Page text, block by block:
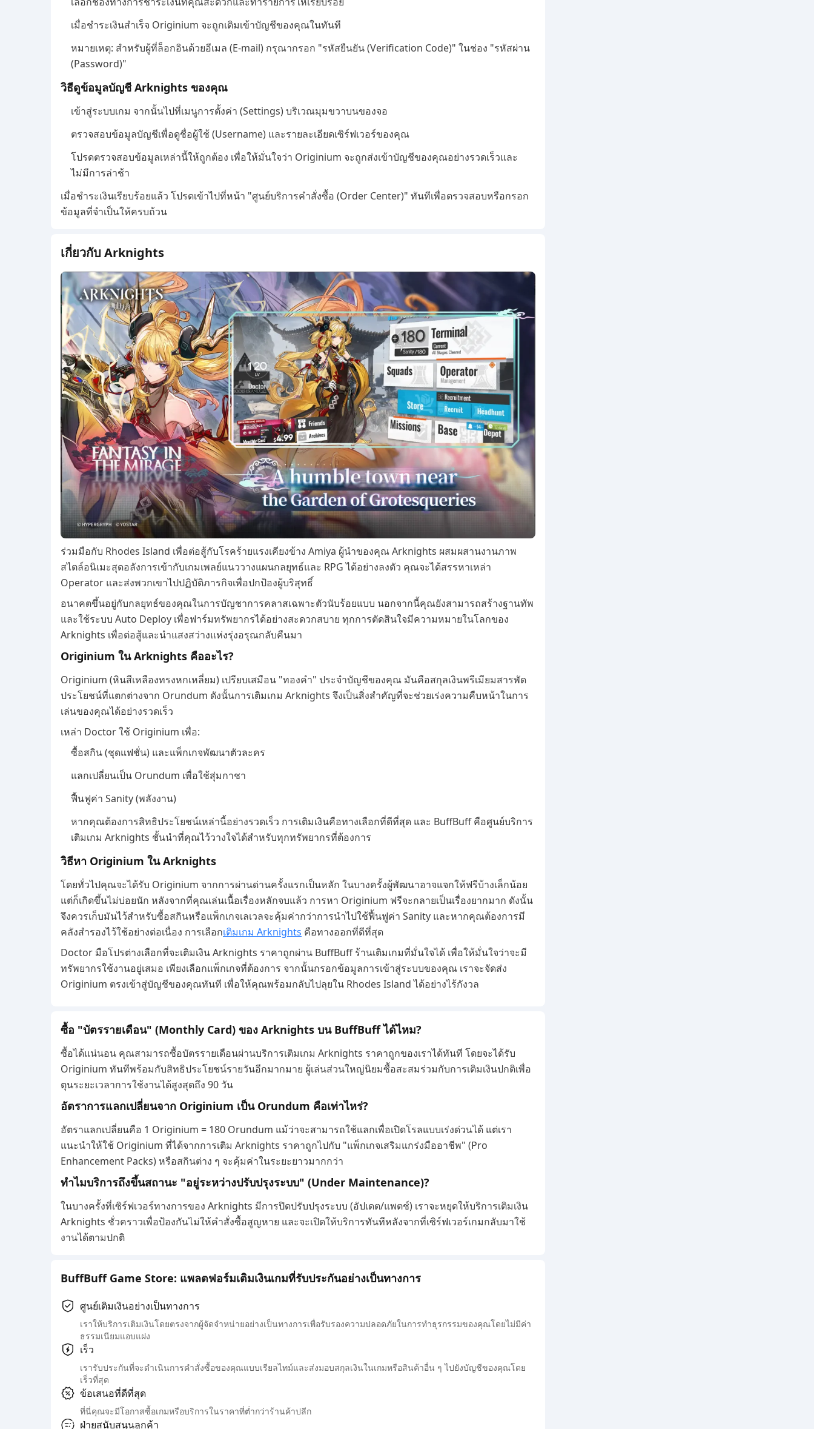
เมื่อชำระเงินสำเร็จ Originium จะถูกเติมเข้าบัญชีของคุณในทันที
หมายเหตุ: สำหรับผู้ที่ล็อกอินด้วยอีเมล (E-mail) กรุณากรอก "รหัสยืนยัน (Verification Code)" ในช่อง "รหัสผ่าน
(Password)"
วิธีดูข้อมูลบัญชี Arknights ของคุณ
เข้าสู่ระบบเกม จากนั้นไปที่เมนูการตั้งค่า (Settings) บริเวณมุมขวาบนของจอ
ตรวจสอบข้อมูลบัญชีเพื่อดูชื่อผู้ใช้ (Username) และรายละเอียดเซิร์ฟเวอร์ของคุณ
โปรดตรวจสอบข้อมูลเหล่านี้ให้ถูกต้อง เพื่อให้มั่นใจว่า Originium จะถูกส่งเข้าบัญชีของคุณอย่างรวดเร็วและ
ไม่มีการล่าช้า
เมื่อชำระเงินเรียบร้อยแล้ว โปรดเข้าไปที่หน้า "ศูนย์บริการคำสั่งซื้อ (Order Center)" ทันทีเพื่อตรวจสอบหรือกรอก
ข้อมูลที่จำเป็นให้ครบถ้วน
เกี่ยวกับ Arknights
ร่วมมือกับ Rhodes Island เพื่อต่อสู้กับโรคร้ายแรงเคียงข้าง Amiya ผู้นำของคุณ Arknights ผสมผสานงานภาพ
สไตล์อนิเมะสุดอลังการเข้ากับเกมเพลย์แนววางแผนกลยุทธ์และ RPG ได้อย่างลงตัว คุณจะได้สรรหาเหล่า
Operator และส่งพวกเขาไปปฏิบัติภารกิจเพื่อปกป้องผู้บริสุทธิ์
อนาคตขึ้นอยู่กับกลยุทธ์ของคุณในการบัญชาการคลาสเฉพาะตัวนับร้อยแบบ นอกจากนี้คุณยังสามารถสร้างฐานทัพ
และใช้ระบบ Auto Deploy เพื่อฟาร์มทรัพยากรได้อย่างสะดวกสบาย ทุกการตัดสินใจมีความหมายในโลกของ
Arknights เพื่อต่อสู้และนำแสงสว่างแห่งรุ่งอรุณกลับคืนมา
Originium ใน Arknights คืออะไร?
Originium (หินสีเหลืองทรงหกเหลี่ยม) เปรียบเสมือน "ทองคำ" ประจำบัญชีของคุณ มันคือสกุลเงินพรีเมียมสารพัด
ประโยชน์ที่แตกต่างจาก Orundum ดังนั้นการเติมเกม Arknights จึงเป็นสิ่งสำคัญที่จะช่วยเร่งความคืบหน้าในการ
เล่นของคุณได้อย่างรวดเร็ว
เหล่า Doctor ใช้ Originium เพื่อ:
ซื้อสกิน (ชุดแฟชั่น) และแพ็กเกจพัฒนาตัวละคร
แลกเปลี่ยนเป็น Orundum เพื่อใช้สุ่มกาชา
ฟื้นฟูค่า Sanity (พลังงาน)
หากคุณต้องการสิทธิประโยชน์เหล่านี้อย่างรวดเร็ว การเติมเงินคือทางเลือกที่ดีที่สุด และ BuffBuff คือศูนย์บริการ
เติมเกม Arknights ชั้นนำที่คุณไว้วางใจได้สำหรับทุกทรัพยากรที่ต้องการ
วิธีหา Originium ใน Arknights
โดยทั่วไปคุณจะได้รับ Originium จากการผ่านด่านครั้งแรกเป็นหลัก ในบางครั้งผู้พัฒนาอาจแจกให้ฟรีบ้างเล็กน้อย
แต่ก็เกิดขึ้นไม่บ่อยนัก หลังจากที่คุณเล่นเนื้อเรื่องหลักจบแล้ว การหา Originium ฟรีจะกลายเป็นเรื่องยากมาก ดังนั้น
จึงควรเก็บมันไว้สำหรับซื้อสกินหรือแพ็กเกจเลเวลจะคุ้มค่ากว่าการนำไปใช้ฟื้นฟูค่า Sanity และหากคุณต้องการมี
คลังสำรองไว้ใช้อย่างต่อเนื่อง การเลือกเติมเกม Arknights คือทางออกที่ดีที่สุด
Doctor มือโปรต่างเลือกที่จะเติมเงิน Arknights ราคาถูกผ่าน BuffBuff ร้านเติมเกมที่มั่นใจได้ เพื่อให้มั่นใจว่าจะมี
ทรัพยากรใช้งานอยู่เสมอ เพียงเลือกแพ็กเกจที่ต้องการ จากนั้นกรอกข้อมูลการเข้าสู่ระบบของคุณ เราจะจัดส่ง
Originium ตรงเข้าสู่บัญชีของคุณทันที เพื่อให้คุณพร้อมกลับไปลุยใน Rhodes Island ได้อย่างไร้กังวล
ซื้อ "บัตรรายเดือน" (Monthly Card) ของ Arknights บน BuffBuff ได้ไหม?
ซื้อได้แน่นอน คุณสามารถซื้อบัตรรายเดือนผ่านบริการเติมเกม Arknights ราคาถูกของเราได้ทันที โดยจะได้รับ
Originium ทันทีพร้อมกับสิทธิประโยชน์รายวันอีกมากมาย ผู้เล่นส่วนใหญ่นิยมซื้อสะสมร่วมกับการเติมเงินปกติเพื่อ
ตุนระยะเวลาการใช้งานได้สูงสุดถึง 90 วัน
อัตราการแลกเปลี่ยนจาก Originium เป็น Orundum คือเท่าไหร่?
อัตราแลกเปลี่ยนคือ 1 Originium = 180 Orundum แม้ว่าจะสามารถใช้แลกเพื่อเปิดโรลแบบเร่งด่วนได้ แต่เรา
แนะนำให้ใช้ Originium ที่ได้จากการเติม Arknights ราคาถูกไปกับ "แพ็กเกจเสริมแกร่งมืออาชีพ" (Pro
Enhancement Packs) หรือสกินต่าง ๆ จะคุ้มค่าในระยะยาวมากกว่า
ทำไมบริการถึงขึ้นสถานะ "อยู่ระหว่างปรับปรุงระบบ" (Under Maintenance)?
ในบางครั้งที่เซิร์ฟเวอร์ทางการของ Arknights มีการปิดปรับปรุงระบบ (อัปเดต/แพตช์) เราจะหยุดให้บริการเติมเงิน
Arknights ชั่วคราวเพื่อป้องกันไม่ให้คำสั่งซื้อสูญหาย และจะเปิดให้บริการทันทีหลังจากที่เซิร์ฟเวอร์เกมกลับมาใช้
งานได้ตามปกติ
BuffBuff Game Store: แพลตฟอร์มเติมเงินเกมที่รับประกันอย่างเป็นทางการ
ศูนย์เติมเงินอย่างเป็นทางการ
เราให้บริการเติมเงินโดยตรงจากผู้จัดจำหน่ายอย่างเป็นทางการเพื่อรับรองความปลอดภัยในการทำธุรกรรมของคุณโดยไม่มีค่า
ธรรมเนียมแอบแฝง
เร็ว
เรารับประกันที่จะดำเนินการคำสั่งซื้อของคุณแบบเรียลไทม์และส่งมอบสกุลเงินในเกมหรือสินค้าอื่น ๆ ไปยังบัญชีของคุณโดย
เร็วที่สุด
ข้อเสนอที่ดีที่สุด
ที่นี่คุณจะมีโอกาสซื้อเกมหรือบริการในราคาที่ต่ำกว่าร้านค้าปลีก
ฝ่ายสนับสนุนลูกค้า